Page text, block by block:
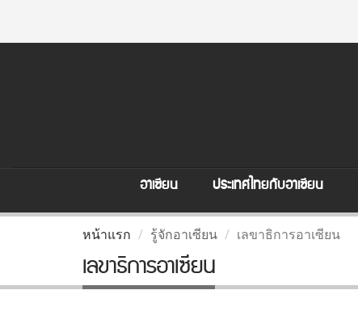
อาเซียน ประเทศไทยกับอาเซียน
หน้าแรก รู้จักอาเซียน เลขาธิการอาเซียน
เลขาธิการอาเซียน